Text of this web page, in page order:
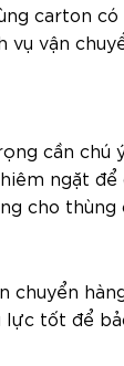
carton
vận
cần chú
ngặt
cho thùng
chuyển
tốt để